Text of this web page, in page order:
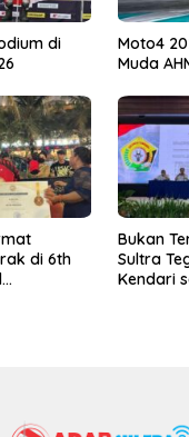
di
Moto4
Muda
di 6th
Bukan
Sultra
Kendari